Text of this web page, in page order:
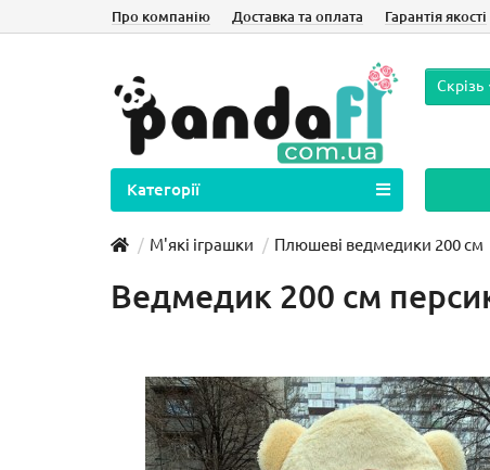
Про компанію Доставка та оплата Гарантія якості
Скрізь
Категорії
М'які іграшки Плюшеві ведмедики 200 см
Ведмедик 200 см